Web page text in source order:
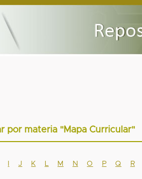
por materia "Mapa Curricular"
J K M N O P Q R